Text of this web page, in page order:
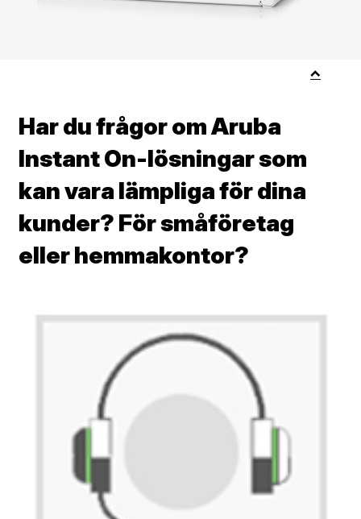
Har du frågor om Aruba
Instant On-lösningar som
kan vara lämpliga för dina
kunder? För småföretag
eller hemmakontor?